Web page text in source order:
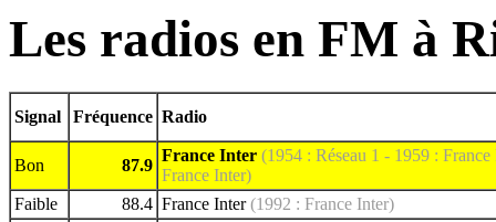
Les radios en FM à
Signal Fréquence Radio
Bon 87.9
France Inter (1954 : Réseau 1 - 1959 :
France Inter)
Faible
88.4 France Inter(1992 : France Inter)